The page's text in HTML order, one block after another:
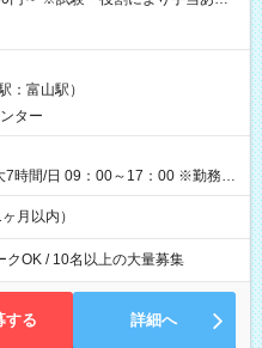
即給（前払い）オプションあ
から1週間ほどで給与の一部を受け
17:30（休憩1時間） 時給1,300円
費 ※当日の役割により時給＋100
～13:30（休憩なし） 時給1,300
日収8,400円＋交通費 【試用期
：富山駅）
ター
7時間/日 09：00～17：00 ※勤務時
。
月以内）
クOK / 10名以上の大量募集
する 詳細へ